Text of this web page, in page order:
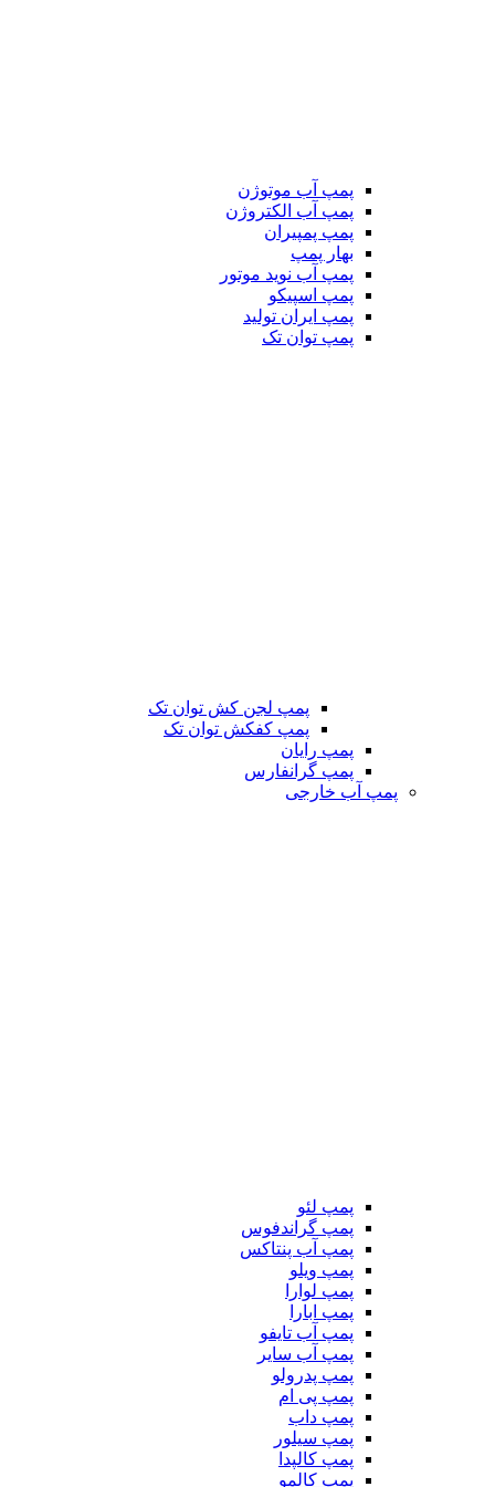
پمپ آب موتوژن
پمپ آب الکتروژن
پمپ پمپیران
بهار پمپ
پمپ آب نوید موتور
پمپ اسپیکو
پمپ ایران تولید
پمپ توان تک
پمپ لجن کش توان تک
پمپ کفکش توان تک
پمپ رایان
پمپ گرانفارس
پمپ آب خارجی
پمپ لئو
پمپ گراندفوس
پمپ آب پنتاکس
پمپ ویلو
پمپ لوارا
پمپ ابارا
پمپ آب تایفو
پمپ آب سایر
پمپ پدرولو
پمپ پی ام
پمپ داب
پمپ سیلور
پمپ کالپدا
پمپ کالمو